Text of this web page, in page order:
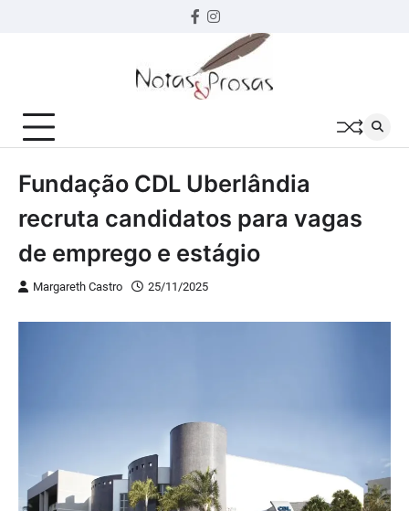
Facebook
instagram
Fundação CDL Uberlândia
recruta candidatos para vagas
de emprego e estágio
Margareth Castro 25/11/2025